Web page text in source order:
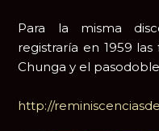
Para la misma
registraría en 1959
Chunga y el
http://